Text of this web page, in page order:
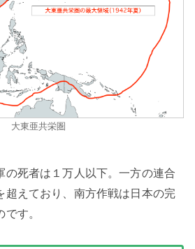
大東亜共栄圏
の死者は１万人以下。一方の連合
超えており、南方作戦は日本の完
す。